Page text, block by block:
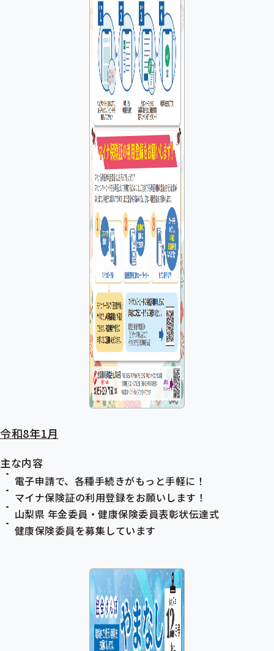
令和8年1月
主な内容
電子申請で、各種手続きがもっと手軽に！
マイナ保険証の利用登録をお願いします！
山梨県 年金委員・健康保険委員表彰状伝達式
健康保険委員を募集しています